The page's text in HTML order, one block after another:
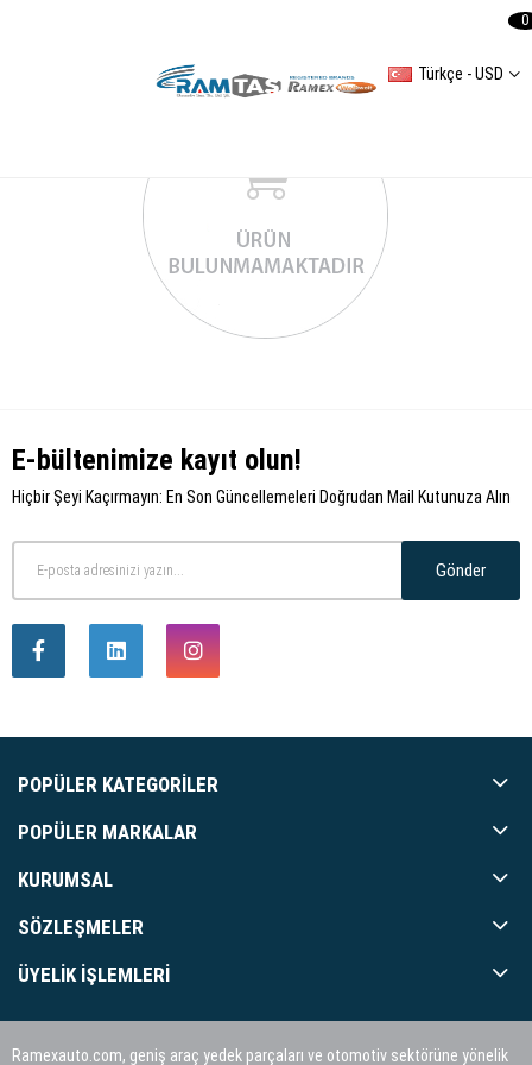
Türkçe - USD
0
E-bültenimize kayıt olun!
Hiçbir Şeyi Kaçırmayın: En Son Güncellemeleri Doğrudan Mail Kutunuza Alın
Gönder
POPÜLER KATEGORILER
POPÜLER MARKALAR
KURUMSAL
SÖZLEŞMELER
ÜYELIK İŞLEMLERI
Ramexauto.com, geniş araç yedek parçaları ve otomotiv sektörüne yönelik